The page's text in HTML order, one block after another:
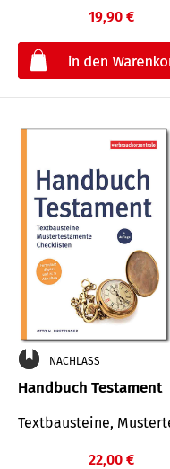
19,90 €
NACHLASS
Handbuch Testament
Textbausteine,
22,00 €